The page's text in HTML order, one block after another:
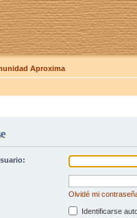
Aproxima
Olvidé mi
Identificarse